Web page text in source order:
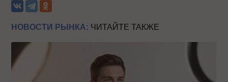
НОВОСТИ РЫНКА: ЧИТАЙТЕ ТАКЖЕ